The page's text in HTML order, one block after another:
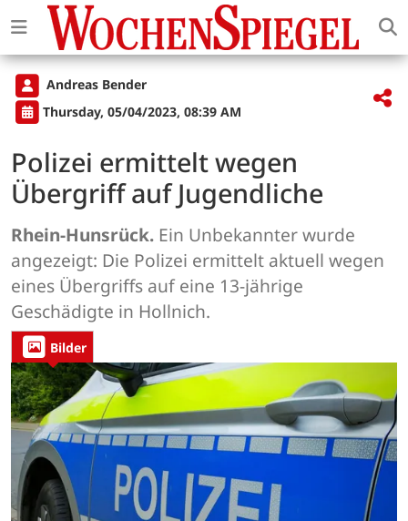
Andreas Bender
Thursday, 05/04/2023, 08:39 AM
Polizei ermittelt wegen
Übergriff auf Jugendliche
Rhein-Hunsrück. Ein Unbekannter wurde
angezeigt: Die Polizei ermittelt aktuell wegen
eines Übergriffs auf eine 13-jährige
Geschädigte in Hollnich.
Bilder